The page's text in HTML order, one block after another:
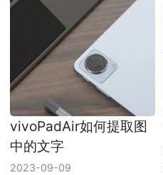
vivoPadAir如何提取图
中的文字
2023-09-09